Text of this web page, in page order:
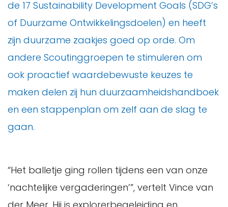
de 17 Sustainability Development Goals (SDG’s
of Duurzame Ontwikkelingsdoelen) en heeft
zijn duurzame zaakjes goed op orde. Om
andere Scoutinggroepen te stimuleren om
ook proactief waardebewuste keuzes te
maken delen zij hun duurzaamheidshandboek
en een stappenplan om zelf aan de slag te
gaan.
“Het balletje ging rollen tijdens een van onze
‘nachtelijke vergaderingen’”, vertelt Vince van